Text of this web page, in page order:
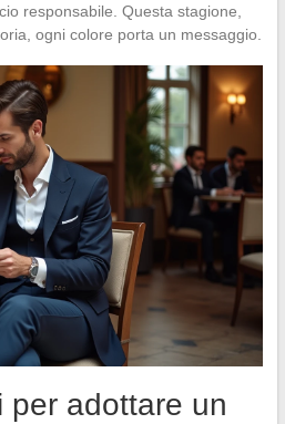
responsabile. Questa stagione,
ogni colore porta un messaggio.
per adottare un